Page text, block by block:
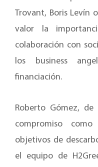
Trovant, Boris Levín
valor la
colaboración con
los business
financiación.
Roberto Gómez,
compromiso
objetivos de
el equipo de